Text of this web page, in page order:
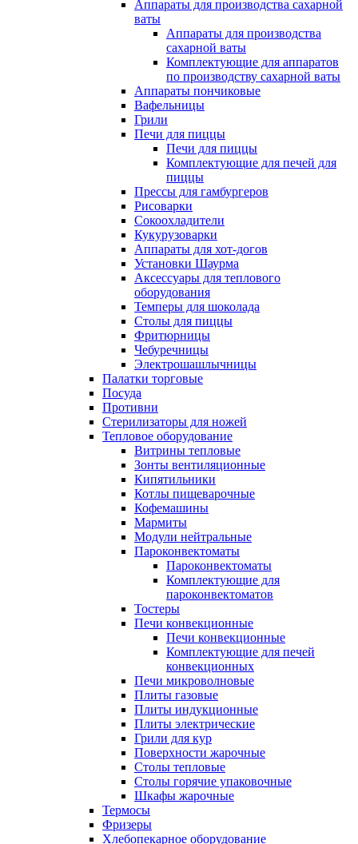
Аппараты для производства сахарной
ваты
Аппараты для производства
сахарной ваты
Комплектующие для аппаратов
по производству сахарной ваты
Аппараты пончиковые
Вафельницы
Грили
Печи для пиццы
Печи для пиццы
Комплектующие для печей для
пиццы
Прессы для гамбургеров
Рисоварки
Сокоохладители
Кукурузоварки
Аппараты для хот-догов
Установки Шаурма
Аксессуары для теплового
оборудования
Темперы для шоколада
Столы для пиццы
Фритюрницы
Чебуречницы
Электрошашлычницы
Палатки торговые
Посуда
Противни
Стерилизаторы для ножей
Тепловое оборудование
Витрины тепловые
Зонты вентиляционные
Кипятильники
Котлы пищеварочные
Кофемашины
Мармиты
Модули нейтральные
Пароконвектоматы
Пароконвектоматы
Комплектующие для
пароконвектоматов
Тостеры
Печи конвекционные
Печи конвекционные
Комплектующие для печей
конвекционных
Печи микроволновые
Плиты газовые
Плиты индукционные
Плиты электрические
Грили для кур
Поверхности жарочные
Столы тепловые
Столы горячие упаковочные
Шкафы жарочные
Термосы
Фризеры
Хлебопекарное оборудование